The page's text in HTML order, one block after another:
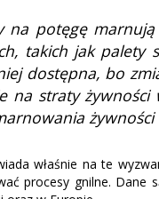
na potęgę
takich jak palety
dostępna, bo
na straty
właśnie na te
procesy gnilne. Dane